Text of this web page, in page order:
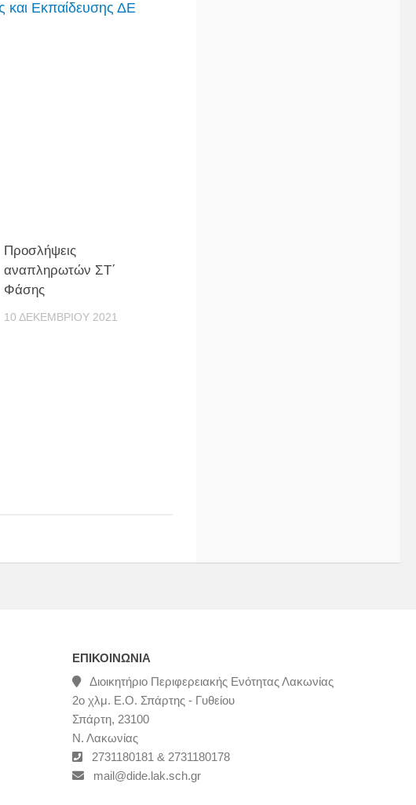
και Εκπαίδευσης ΔΕ
Προσλήψεις
αναπληρωτών ΣΤ΄
Φάσης
10 ΔΕΚΕΜΒΡΊΟΥ 2021
ΕΠΙΚΟΙΝΩΝΊΑ
Διοικητήριο Περιφερειακής Ενότητας Λακωνίας
2ο χλμ. Ε.Ο. Σπάρτης - Γυθείου
Σπάρτη, 23100
Ν. Λακωνίας
2731180181 & 2731180178
mail@dide.lak.sch.gr